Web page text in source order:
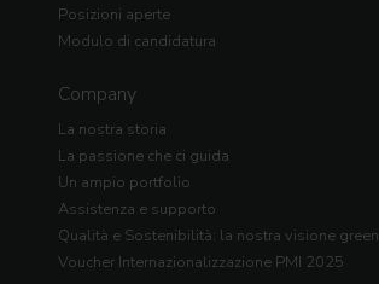
Posizioni aperte
Modulo di candidatura
Company
La nostra storia
La passione che ci guida
Un ampio portfolio
Assistenza e supporto
Qualità e Sostenibilità: la nostra visione green
Voucher Internazionalizzazione PMI 2025